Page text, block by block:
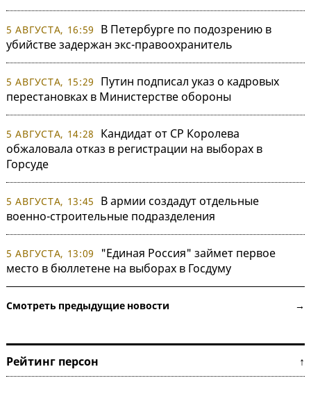
5 АВГУСТА, 16:59
В Петербурге по подозрению в
убийстве задержан экс-правоохранитель
5 АВГУСТА, 15:29
Путин подписал указ о кадровых
перестановках в Министерстве обороны
5 АВГУСТА, 14:28
Кандидат от СР Королева
обжаловала отказ в регистрации на выборах в
Горсуде
5 АВГУСТА, 13:45
В армии создадут отдельные
военно-строительные подразделения
5 АВГУСТА, 13:09
"Единая Россия" займет первое
место в бюллетене на выборах в Госдуму
Смотреть предыдущие новости →
Рейтинг персон ↑